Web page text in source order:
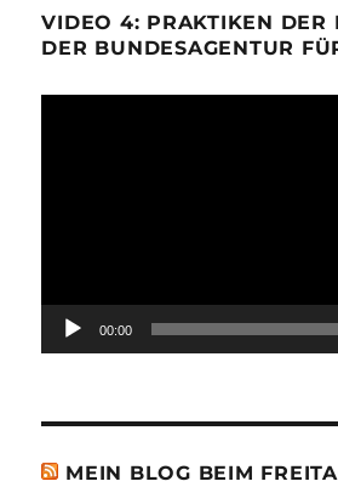
VIDEO 4: PRAKTIKEN DER
DER BUNDESAGENTUR
00:00
MEIN BLOG BEIM